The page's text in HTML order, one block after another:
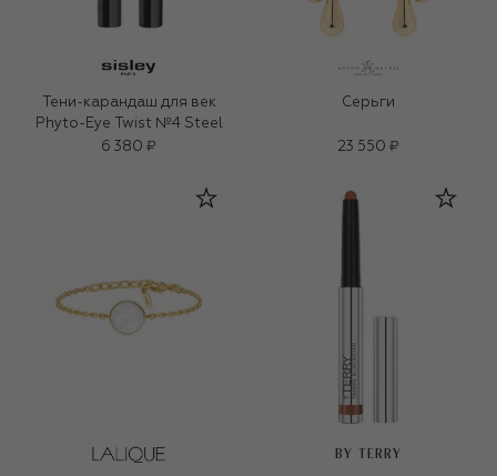
Тени-карандаш для век
Phyto-Eye Twist №4 Steel
6 380 ₽
Серьги
23 550 ₽
BY TERRY